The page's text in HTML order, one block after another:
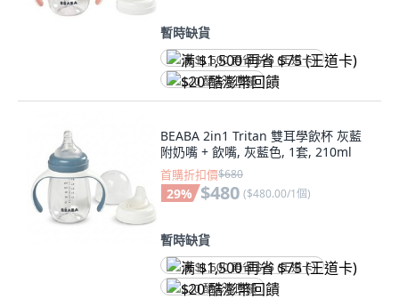
暫時缺貨
满 $1,500 再省 $75 (王道卡)
$20 酷澎幣回饋
BEABA 2in1 Tritan 雙耳學飲杯 灰藍
附奶嘴 + 飲嘴, 灰藍色, 1套, 210ml
首購折扣價$680
29% $480 ($480.00/1個)
暫時缺貨
满 $1,500 再省 $75 (王道卡)
$20 酷澎幣回饋